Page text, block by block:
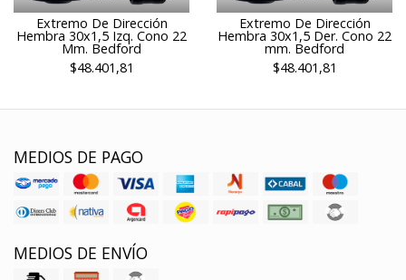
Extremo De Dirección
Hembra 30x1,5 Izq. Cono 22
Mm. Bedford
$48.401,81
Extremo De Dirección
Hembra 30x1,5 Der. Cono 22
mm. Bedford
$48.401,81
MEDIOS DE PAGO
MEDIOS DE ENVÍO